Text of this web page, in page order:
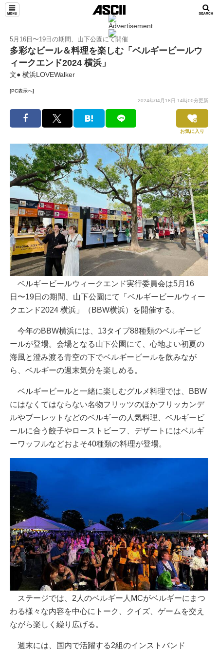
5月16日〜19日の期間、山下公園にて開催
多彩なビール＆料理を楽しむ「ベルギービールウ
ィークエンド2024 横浜」
文● 横浜LOVEWalker
[PC表示へ]
2024年04月18日 14時00分更新
お気に入り
ベルギービールウィークエンド実行委員会は5月16
日〜19日の期間、山下公園にて「ベルギービールウィー
クエンド2024 横浜」（BBW横浜）を開催する。
今年のBBW横浜には、13タイプ88種類のベルギービ
ールが登場。会場となる山下公園にて、心地よい初夏の
海風と澄み渡る青空の下でベルギービールを飲みなが
ら、ベルギーの週末気分を楽しめる。
ベルギービールと一緒に楽しむグルメ料理では、BBW
にはなくてはならない名物フリッツのほかフリッカンデ
ルやブーレットなどのベルギーの人気料理、ベルギービ
ールに合う餃子やローストビーフ、デザートにはベルギ
ーワッフルなどおよそ40種類の料理が登場。
ステージでは、2人のベルギー人MCがベルギーにまつ
わる様々な内容を中心にトーク、クイズ、ゲームを交え
ながら楽しく繰り広げる。
週末には、国内で活躍する2組のインストバンド